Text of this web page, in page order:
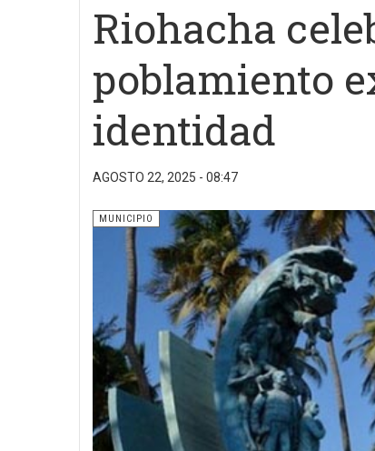
Riohacha
poblamiento
identidad
AGOSTO 22, 2025 - 08:47
MUNICIPIO